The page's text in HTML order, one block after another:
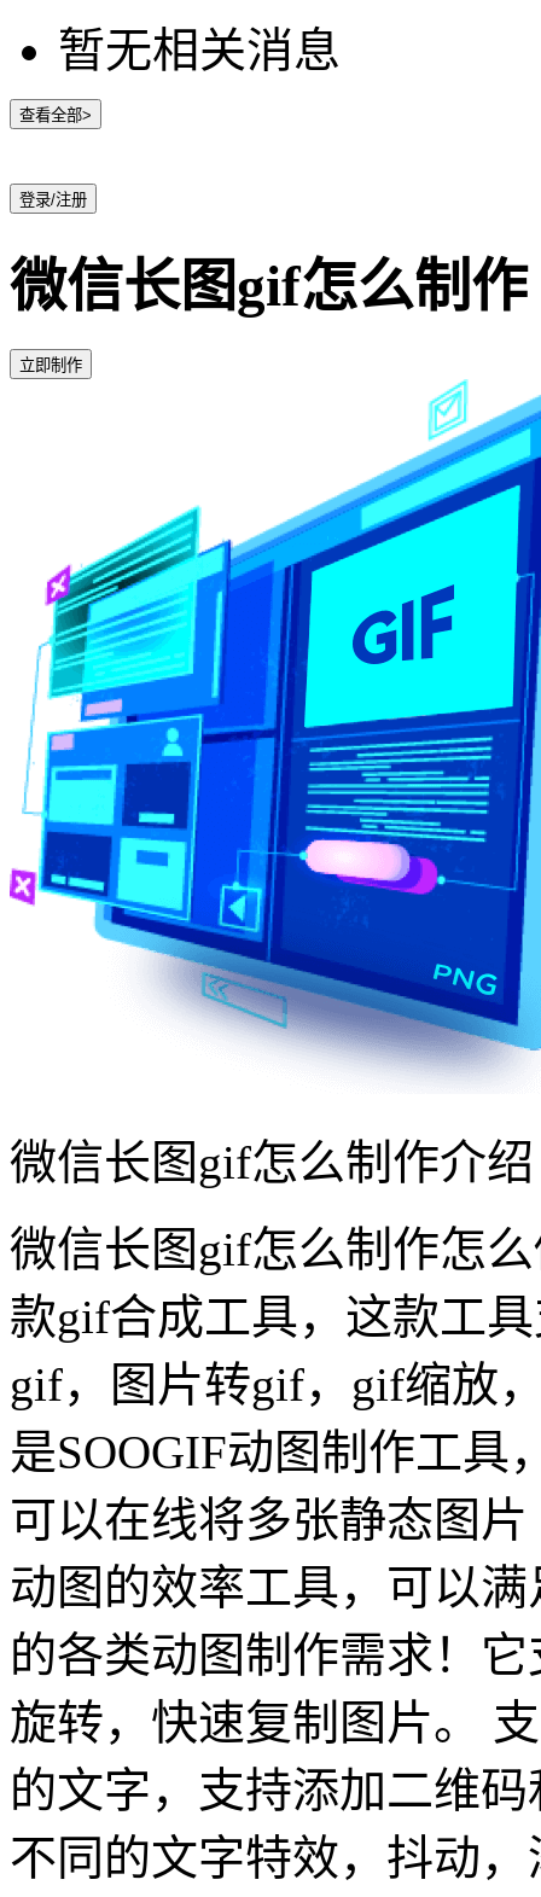
暂无相关消息
查看全部>
登录/注册
微信长图gif怎么制作
立即制作
微信长图gif怎么制作介绍
微信长图gif怎么制作怎
款gif合成工具，这款工
gif，图片转gif，gif缩放
是SOOGIF动图制作工具
可以在线将多张静态图
动图的效率工具，可以
的各类动图制作需求！
旋转，快速复制图片。
的文字，支持添加二维
不同的文字特效，抖动